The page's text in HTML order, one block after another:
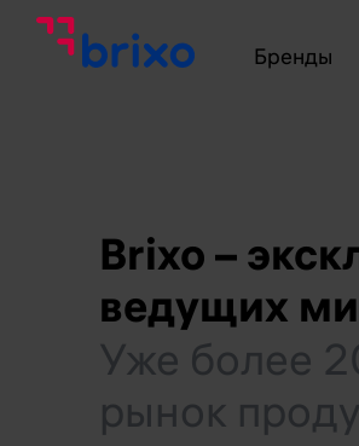
Бренды
Brixo –
ведущих
Уже более
рынок